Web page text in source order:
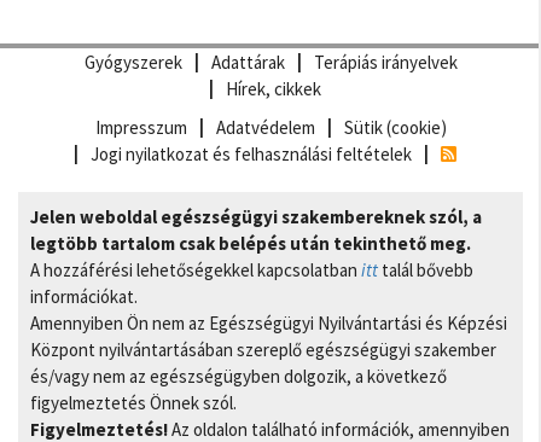
Gyógyszerek Adattárak
Terápiás irányelvek
Hírek, cikkek
Impresszum
Adatvédelem
Sütik (cookie)
Jogi nyilatkozat és felhasználási feltételek
Jelen weboldal egészségügyi szakembereknek szól, a
legtöbb tartalom csak belépés után tekinthető meg.
A hozzáférési lehetőségekkel kapcsolatban itt talál bővebb
információkat.
Amennyiben Ön nem az Egészségügyi Nyilvántartási és Képzési
Központ nyilvántartásában szereplő egészségügyi szakember
és/vagy nem az egészségügyben dolgozik, a következő
figyelmeztetés Önnek szól.
Figyelmeztetés!Az oldalon található információk, amennyiben